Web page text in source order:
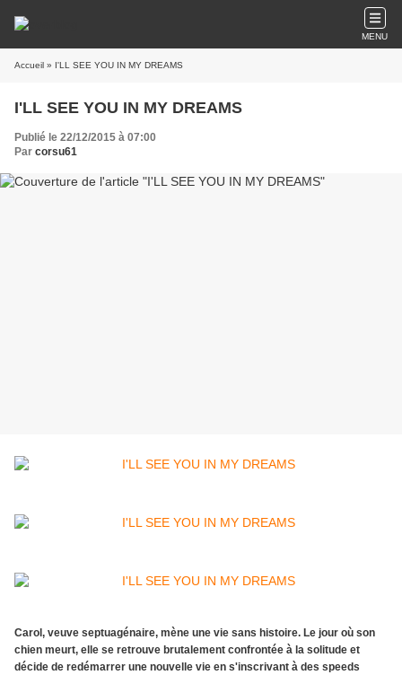
MENU
Accueil » I'LL SEE YOU IN MY DREAMS
I'LL SEE YOU IN MY DREAMS
Publié le 22/12/2015 à 07:00
Par corsu61
Carol, veuve septuagénaire, mène une vie sans histoire. Le jour où son
chien meurt, elle se retrouve brutalement confrontée à la solitude et
décide de redémarrer une nouvelle vie en s'inscrivant à des speeds